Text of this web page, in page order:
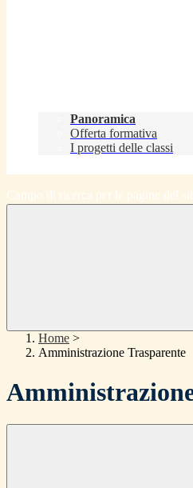
Panoramica
Offerta formativa
I progetti delle classi
Campo di ricerca per le pagine del
Home >
Amministrazione Trasparente